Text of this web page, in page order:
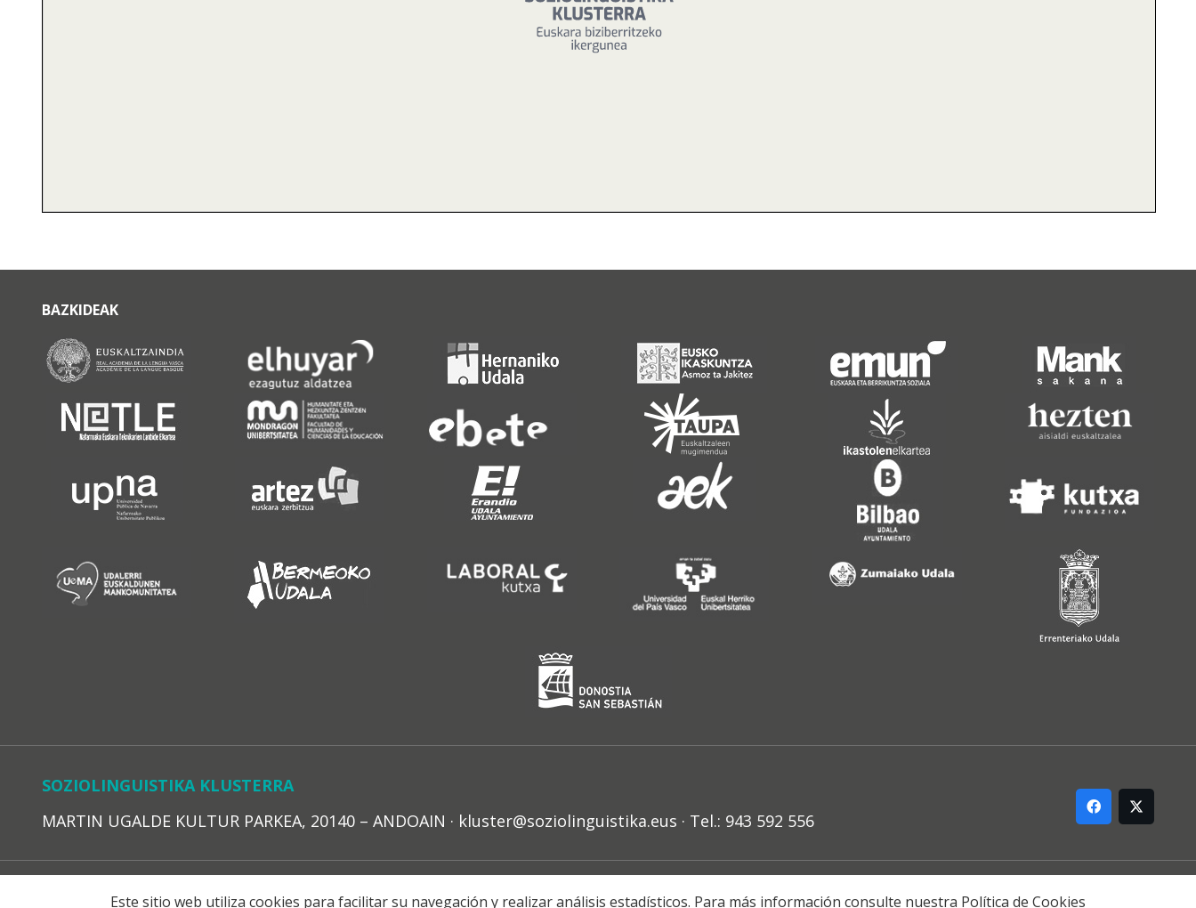
BAZKIDEAK
SOZIOLINGUISTIKA KLUSTERRA
MARTIN UGALDE KULTUR PARKEA, 20140 – ANDOAIN · kluster@soziolinguistika.eus · Tel.: 943 592 556
Este sitio web utiliza cookies para facilitar su navegación y realizar análisis estadísticos. Para más información consulte nuestra Política de Cookies